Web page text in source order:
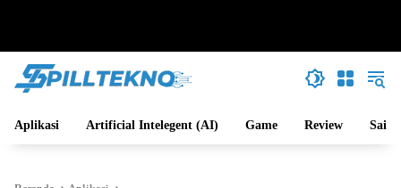
Aplikasi Artificial Intelegent (AI) Game Review Sains